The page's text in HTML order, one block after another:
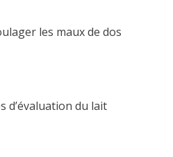
les maux de dos
d’évaluation du lait